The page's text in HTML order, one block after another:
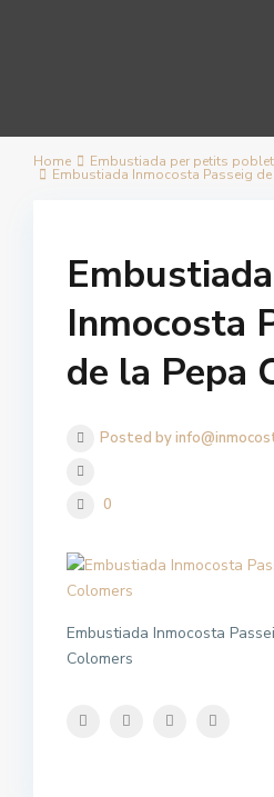
Home Embustiada per petits
Embustiada Inmocosta Passeig
Embustiada
Inmocosta
de la Pepa
Posted by
0
Embustiada Inmocosta
Colomers